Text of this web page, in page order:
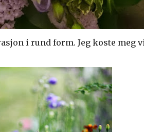
i rund form. Jeg koste meg